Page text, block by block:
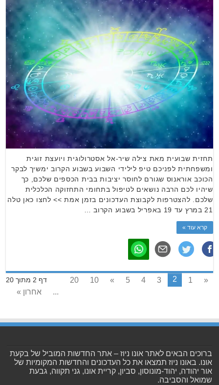
תחזית שבועית מאת צילה שיר-אל אסטרולוגית ויועצת זוגית
ומשפחתית לפניכם טיפ לילידי השבוע בשבוע הקרוב ימשיך לבקר
הכוכב אוראנוס שגורם לחוסר יציבות בבית הכספים שלכם, כך
שיהיו לכם הרבה נושאים לטיפול בתחומי התחזוקה הכלכלית
שלכם. להצטרפות לקבוצת העדכונים בזמן אמת >> לחצו כאן טלה
21 במרץ עד 19 באפריל בשבוע הקרוב …
קרא עוד »
דף 2 מתוך 20 «
1
2
3
4
5
»
10
20
...
אחרון »
ברוכים הבאים לאתר אונו ניוז – אתר החדשות המוביל של בקעת
אונו. באונו ניוז תמצאו את כל העדכונים והחדשות המקומיות של
אור יהודה, יהוד-מונוסון, סביון, קריית אונו, גני תקווה, גבעת
שמואל והסביבה.